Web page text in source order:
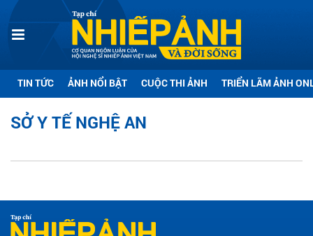
TIN TỨC ẢNH NỔI BẬT CUỘC THI ẢNH TRIỂN LÃM ẢNH
SỞ Y TẾ NGHỆ AN